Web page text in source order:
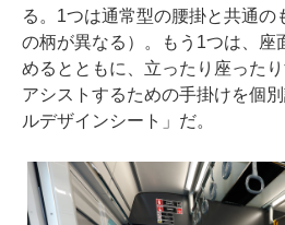
る。1つは通常型の腰掛と共通の
の柄が異なる）。もう1つは、座
めるとともに、立ったり座った
アシストするための手掛けを個
ルデザインシート」だ。